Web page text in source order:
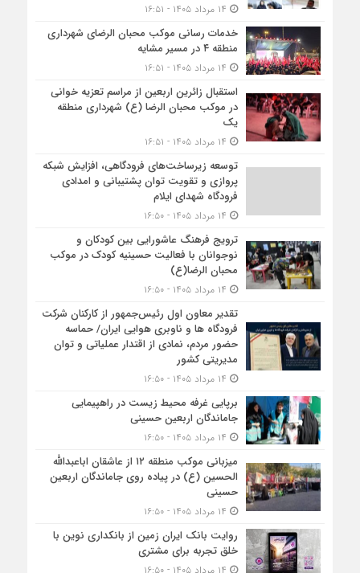
خدمات رسانی موکب محبان الرضای شهرداری
منطقه ۴ در مسیر مشایه
استقبال زائرین اربعین از مراسم تعزیه خوانی
در موکب محبان الرضا (ع) شهرداری منطقه
یک
توسعه زیرساخت‌های فرودگاهی، افزایش شبکه
پروازی و تقویت توان پشتیبانی و امدادی
فرودگاه شهدای ایلام
ترویج فرهنگ عاشورایی بین کودکان و
نوجوانان با فعالیت حسینیه کودک در موکب
محبان الرضا(ع)
تقدیر معاون اول رئیس‌جمهور از کارکنان شرکت
فرودگاه ها و ناوبری هوایی ایران/ حماسه
حضور مردم، نمادی از اقتدار عملیاتی و توان
مدیریتی کشور
برپایی غرفه محیط زیست در راهپیمایی
جاماندگان اربعین حسینی
میزبانی موکب منطقه ۱۲ از عاشقان اباعبدالله
الحسین (ع) در پیاده روی جاماندگان اربعین
حسینی
روایت بانک ایران زمین از بانکداری نوین با
خلق تجربه برای مشتری